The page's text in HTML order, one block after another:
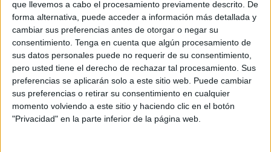
que llevemos a cabo el procesamiento previamente descrito. De
forma alternativa, puede acceder a información más detallada y
cambiar sus preferencias antes de otorgar o negar su
consentimiento. Tenga en cuenta que algún procesamiento de
sus datos personales puede no requerir de su consentimiento,
pero usted tiene el derecho de rechazar tal procesamiento. Sus
preferencias se aplicarán solo a este sitio web. Puede cambiar
sus preferencias o retirar su consentimiento en cualquier
momento volviendo a este sitio y haciendo clic en el botón
"Privacidad" en la parte inferior de la página web.
participants aniran fins a Girona. Començaran
l'etapa davant del Palau de la Generalitat i
passaran per Sant Adrià del Besòs, Santa
Coloma de Gramanet, Martorelles, Vilanova del
Vallès, la Roca del Vallès, Santa Agnès de
Malanyanes, Llinàs, Sant Celoni i Hostalric. A
les 19 hores està prevista la visita guiada